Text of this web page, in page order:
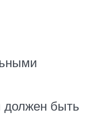
должен быть